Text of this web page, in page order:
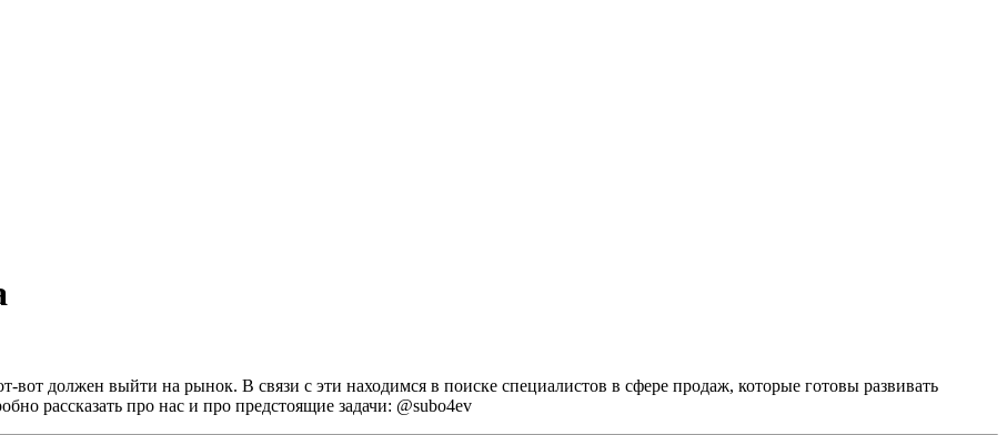
должен выйти на рынок. В связи с эти находимся в поиске специалистов в сфере продаж, которые готовы развивать
рассказать про нас и про предстоящие задачи: @subo4ev